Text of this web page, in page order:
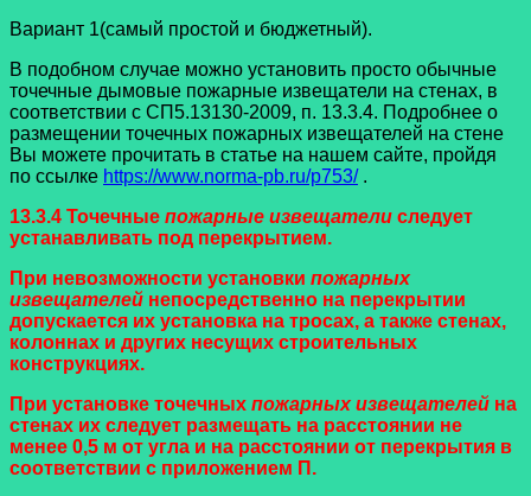
Вариант 1(самый простой и бюджетный).
В подобном случае можно установить просто обычные
точечные дымовые пожарные извещатели на стенах, в
соответствии с СП5.13130-2009, п. 13.3.4. Подробнее о
размещении точечных пожарных извещателей на стене
Вы можете прочитать в статье на нашем сайте, пройдя
по ссылке https://www.norma-pb.ru/p753/.
13.3.4 Точечные пожарные извещатели следует
устанавливать под перекрытием.
При невозможности установки пожарных
извещателей непосредственно на перекрытии
допускается их установка на тросах, а также стенах,
колоннах и других несущих строительных
конструкциях.
При установке точечных пожарных извещателей на
стенах их следует размещать на расстоянии не
менее 0,5 м от угла и на расстоянии от перекрытия в
соответствии с приложением П.